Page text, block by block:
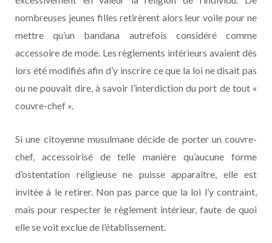
nombreuses jeunes filles retirèrent alors leur voile pour ne
mettre qu’un bandana autrefois considéré comme
accessoire de mode. Les règlements intérieurs avaient dès
lors été modifiés afin d’y inscrire ce que la loi ne disait pas
ou ne pouvait dire, à savoir l’interdiction du port de tout «
couvre-chef ».
Si une citoyenne musulmane décide de porter un couvre-
chef, accessoirisé de telle manière qu’aucune forme
d’ostentation religieuse ne puisse apparaître, elle est
invitée à le retirer. Non pas parce que la loi l’y contraint,
mais pour respecter le règlement intérieur, faute de quoi
elle se voit exclue de l’établissement.